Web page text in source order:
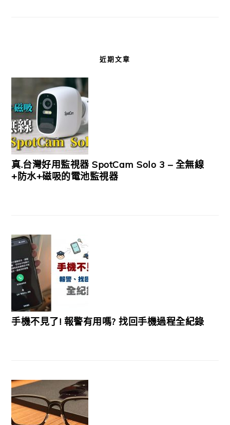
近期文章
真.台灣好用監視器 SpotCam Solo 3 – 全無線
+防水+磁吸的電池監視器
手機不見了! 報警有用嗎? 找回手機過程全紀錄